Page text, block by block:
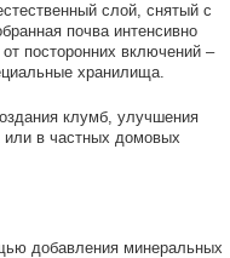
слой, снятый с
почва интенсивно
посторонних включений –
хранилища.
клумб, улучшения
в частных домовых
добавления минеральных